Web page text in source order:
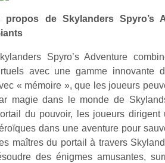
propos de Skylanders Spyro’s
Spyro’s Adventure
avec une gamme innovante
« mémoire », que les joueurs
magie dans le monde de
du pouvoir, les joueurs
dans une aventure pour
maîtres du portail à travers
des énigmes amusantes,
NextGen,
une
nouvelle
trottinette
mécanique
Beeper
Les
Des
trampolines
pour les
grands et
les petits !
Durant les